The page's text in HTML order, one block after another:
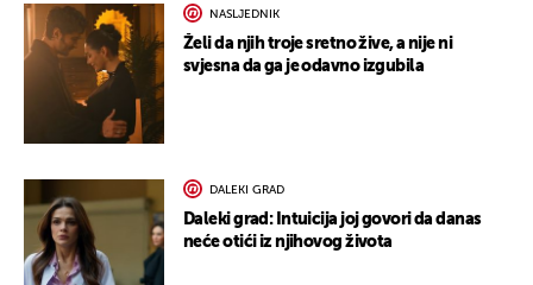
NASLJEDNIK
Želi da njih troje sretno žive, a nije ni
svjesna da ga je odavno izgubila
DALEKI GRAD
Daleki grad: Intuicija joj govori da danas
neće otići iz njihovog života